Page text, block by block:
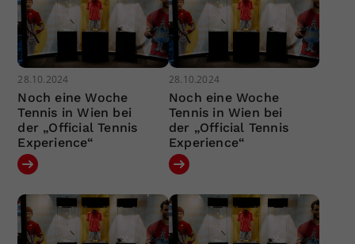
28.10.2024
Noch eine Woche
Tennis in Wien bei
der „Official Tennis
Experience“
28.10.2024
Noch eine Woche
Tennis in Wien bei
der „Official Tennis
Experience“